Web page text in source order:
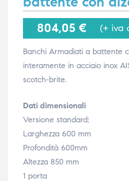
804,05 € (+ iva
Banchi Armadiati a battente
interamente in acciaio inox
scotch-brite.
Dati dimensionali
Versione standard:
Larghezza 600 mm
Profondità 600mm
Altezza 850 mm
1 porta